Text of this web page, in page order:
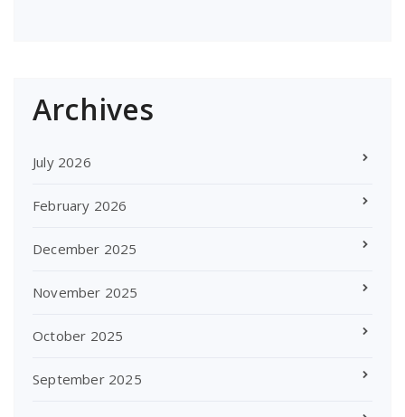
Archives
July 2026
February 2026
December 2025
November 2025
October 2025
September 2025